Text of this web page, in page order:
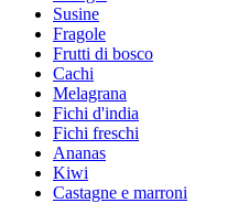
Susine
Fragole
Frutti di bosco
Cachi
Melagrana
Fichi d'india
Fichi freschi
Ananas
Kiwi
Castagne e marroni